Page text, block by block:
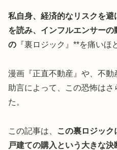
私自身、経済的なリスクを
を読み、インフルエンサー
の 『裏ロジック』**を痛いほ
漫画『正直不動産』や、不
助言によって、この恐怖は
た。
この記事は、
この裏ロジッ
戸建ての購入という大きな